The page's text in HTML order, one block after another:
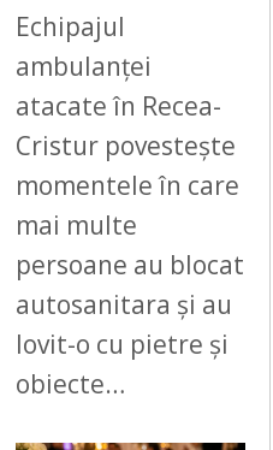
Echipajul
ambulanței
atacate în Recea-
Cristur povestește
momentele în care
mai multe
persoane au blocat
autosanitara și au
lovit-o cu pietre și
obiecte…